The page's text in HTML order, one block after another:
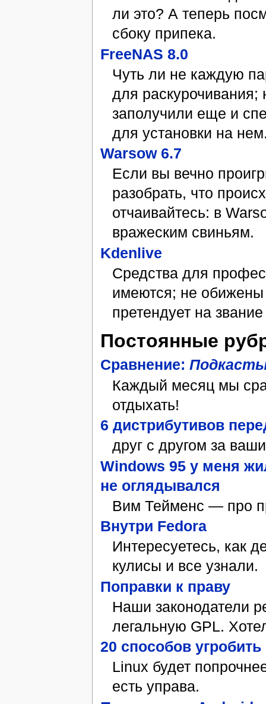
ли это? А теперь
сбоку припека.
FreeNAS 8.0
Чуть ли не каждую
для раскурочивания;
заполучили еще и
для установки на
Warsow 6.7
Если вы вечно
разобрать, что
отчаивайтесь: в
вражеским свиньям.
Kdenlive
Средства для
имеются; не
претендует на
Постоянные
Сравнение:
Каждый месяц мы
отдыхать!
6 дистрибутивов
друг с другом за
Windows 95 у меня
не оглядывался
Вим Тейменс — про
Внутри Fedora
Интересуетесь, как
кулисы и все узнали.
Поправки к праву
Наши законодатели
легальную GPL.
20 способов
Linux будет
есть управа.